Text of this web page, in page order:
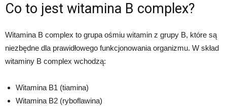
Co to jest witamina B complex?
Witamina B complex to grupa ośmiu witamin z grupy B, które są
niezbędne dla prawidłowego funkcjonowania organizmu. W skład
witaminy B complex wchodzą:
Witamina B1 (tiamina)
Witamina B2 (ryboflawina)